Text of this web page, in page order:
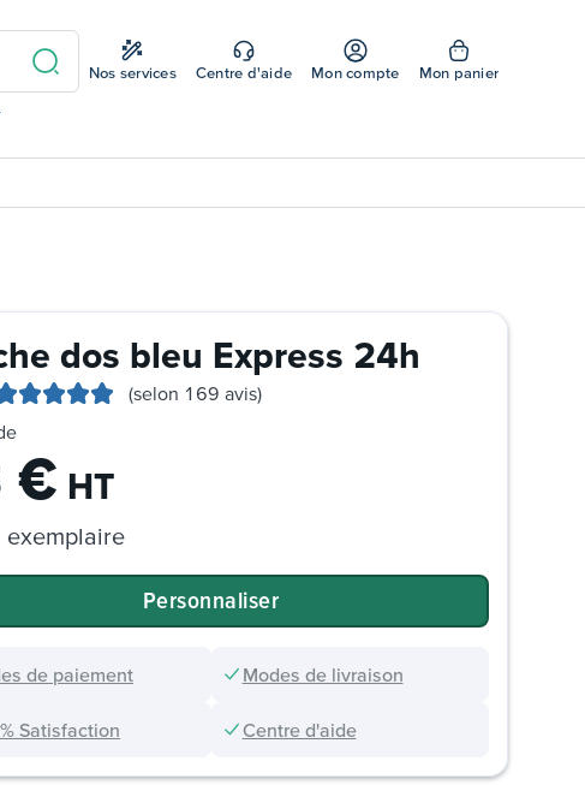
Nos services Centre d'aide Mon compte Mon panier
dos bleu Express 24h
(selon 169 avis)
€ HT
exemplaire
Personnaliser
de paiement Modes de livraison
Satisfaction Centre d'aide